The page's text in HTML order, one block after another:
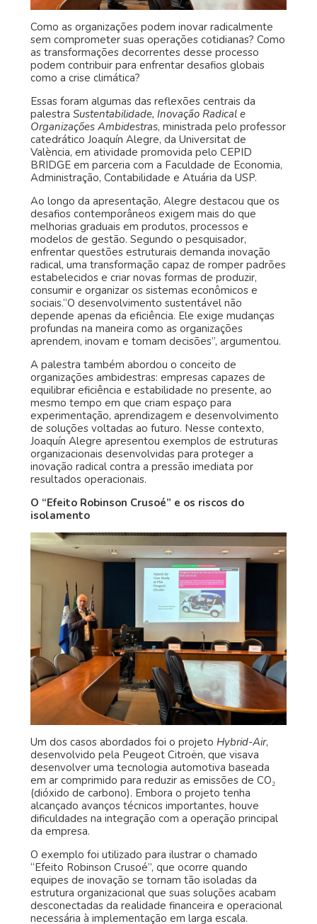
Como as organizações podem inovar radicalmente
sem comprometer suas operações cotidianas? Como
as transformações decorrentes desse processo
podem contribuir para enfrentar desafios globais
como a crise climática?
Essas foram algumas das reflexões centrais da
palestra Sustentabilidade, Inovação Radical e
Organizações Ambidestras, ministrada pelo professor
catedrático Joaquín Alegre, da Universitat de
València, em atividade promovida pelo CEPID
BRIDGE em parceria com a Faculdade de Economia,
Administração, Contabilidade e Atuária da USP.
Ao longo da apresentação, Alegre destacou que os
desafios contemporâneos exigem mais do que
melhorias graduais em produtos, processos e
modelos de gestão. Segundo o pesquisador,
enfrentar questões estruturais demanda inovação
radical, uma transformação capaz de romper padrões
estabelecidos e criar novas formas de produzir,
consumir e organizar os sistemas econômicos e
sociais.“O desenvolvimento sustentável não
depende apenas da eficiência. Ele exige mudanças
profundas na maneira como as organizações
aprendem, inovam e tomam decisões”, argumentou.
A palestra também abordou o conceito de
organizações ambidestras: empresas capazes de
equilibrar eficiência e estabilidade no presente, ao
mesmo tempo em que criam espaço para
experimentação, aprendizagem e desenvolvimento
de soluções voltadas ao futuro. Nesse contexto,
Joaquín Alegre apresentou exemplos de estruturas
organizacionais desenvolvidas para proteger a
inovação radical contra a pressão imediata por
resultados operacionais.
O “Efeito Robinson Crusoé” e os riscos do
isolamento
Um dos casos abordados foi o projeto Hybrid-Air,
desenvolvido pela Peugeot Citroën, que visava
desenvolver uma tecnologia automotiva baseada
em ar comprimido para reduzir as emissões de CO₂
(dióxido de carbono). Embora o projeto tenha
alcançado avanços técnicos importantes, houve
dificuldades na integração com a operação principal
da empresa.
O exemplo foi utilizado para ilustrar o chamado
“Efeito Robinson Crusoé”, que ocorre quando
equipes de inovação se tornam tão isoladas da
estrutura organizacional que suas soluções acabam
desconectadas da realidade financeira e operacional
necessária à implementação em larga escala.